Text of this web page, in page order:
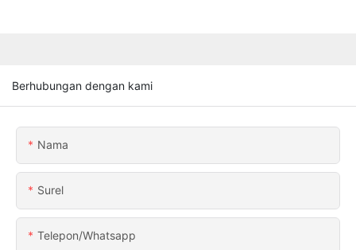
Berhubungan dengan kami
Nama
Surel
Telepon/whatsapp